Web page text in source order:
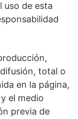
uso de esta
total o
en la página,
el medio
previa de